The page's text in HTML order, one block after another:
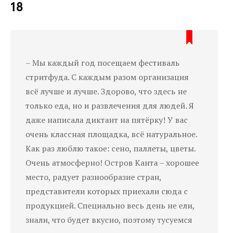
18
– Мы каждый год посещаем фестиваль
стритфуда. С каждым разом организация
всё лучше и лучше. Здорово, что здесь не
только еда, но и развлечения для людей. Я
даже написала диктант на пятёрку! У вас
очень классная площадка, всё натуральное.
Как раз люблю такое: сено, паллеты, цветы.
Очень атмосферно! Остров Канта – хорошее
место, радует разнообразие стран,
представители которых приехали сюда с
продукцией. Специально весь день не ели,
знали, что будет вкусно, поэтому тусуемся